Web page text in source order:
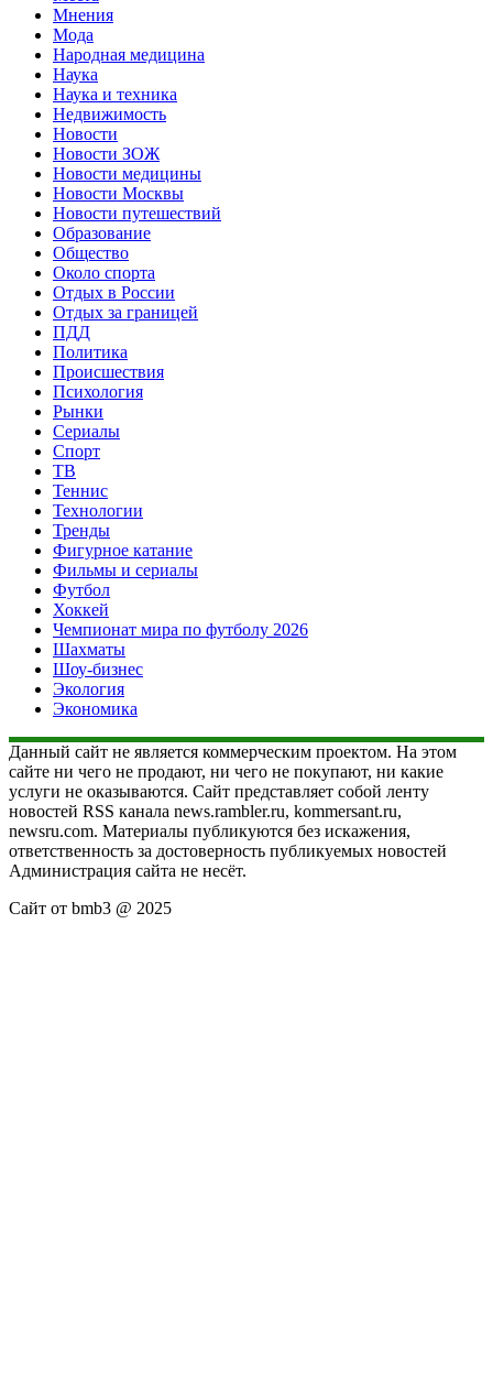
Мнения
Мода
Народная медицина
Наука
Наука и техника
Недвижимость
Новости
Новости ЗОЖ
Новости медицины
Новости Москвы
Новости путешествий
Образование
Общество
Около спорта
Отдых в России
Отдых за границей
ПДД
Политика
Происшествия
Психология
Рынки
Сериалы
Спорт
ТВ
Теннис
Технологии
Тренды
Фигурное катание
Фильмы и сериалы
Футбол
Хоккей
Чемпионат мира по футболу 2026
Шахматы
Шоу-бизнес
Экология
Экономика
Данный сайт не является коммерческим проектом. На этом
сайте ни чего не продают, ни чего не покупают, ни какие
услуги не оказываются. Сайт представляет собой ленту
новостей RSS канала news.rambler.ru, kommersant.ru,
newsru.com. Материалы публикуются без искажения,
ответственность за достоверность публикуемых новостей
Администрация сайта не несёт.
Сайт от bmb3 @ 2025